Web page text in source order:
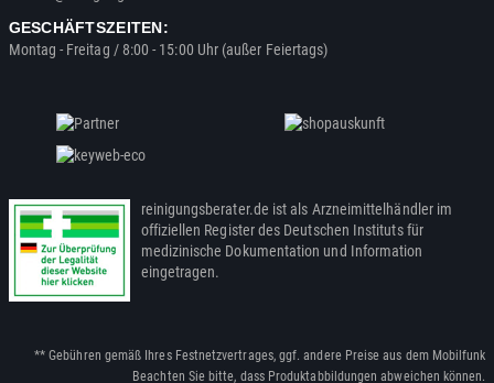
GESCHÄFTSZEITEN:
Montag - Freitag / 8:00 - 15:00 Uhr (außer Feiertags)
reinigungsberater.de ist als Arzneimittelhändler im
offiziellen Register des Deutschen Instituts für
medizinische Dokumentation und Information
eingetragen.
** Gebühren gemäß Ihres Festnetzvertrages, ggf. andere Preise aus dem Mobilfunk
Beachten Sie bitte, dass Produktabbildungen abweichen können.